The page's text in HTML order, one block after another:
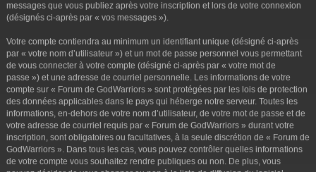
messages que vous publiez après votre inscription et lors de votre connexion
(désignés ci-après par « vos messages »).
Votre compte contiendra au minimum un identifiant unique (désigné ci-après
par « votre nom d’utilisateur ») et un mot de passe personnel vous permettant
de vous connecter à votre compte (désigné ci-après par « votre mot de
passe ») et une adresse de courriel personnelle. Les informations de votre
compte sur « Forum de GodWarriors » sont protégées par les lois de protection
des données applicables dans le pays qui héberge notre serveur. Toutes les
informations, en-dehors de votre nom d’utilisateur, de votre mot de passe et de
votre adresse de courriel requis par « Forum de GodWarriors » durant votre
inscription, sont obligatoires ou facultatives, à la seule discrétion de « Forum de
GodWarriors ». Dans tous les cas, vous pouvez contrôler quelles informations
de votre compte vous souhaitez rendre publiques ou non. De plus, vous